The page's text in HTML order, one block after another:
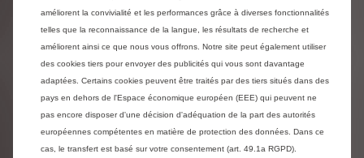
L'EXPERTISE CITROËN
Des forfaits révision adaptés
Les forfaits Citroën origine
Les forfaits Citroën avantage
Expertise Origine Avantage
améliorent la convivialité et les performances grâce à diverses fonctionnalités
telles que la reconnaissance de la langue, les résultats de recherche et
améliorent ainsi ce que nous vous offrons. Notre site peut également utiliser
des cookies tiers pour envoyer des publicités qui vous sont davantage
adaptées. Certains cookies peuvent être traités par des tiers situés dans des
pays en dehors de l'Espace économique européen (EEE) qui peuvent ne
pas encore disposer d'une décision d'adéquation de la part des autorités
européennes compétentes en matière de protection des données. Dans ce
cas, le transfert est basé sur votre consentement (art. 49.1a RGPD).